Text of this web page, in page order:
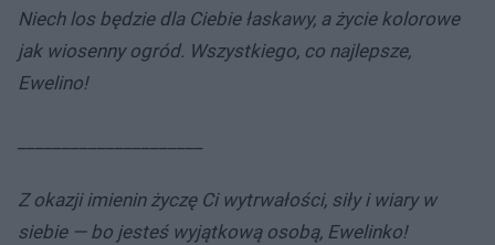
Niech los będzie dla Ciebie łaskawy, a życie kolorowe
jak wiosenny ogród. Wszystkiego, co najlepsze,
Ewelino!
Z okazji imienin życzę Ci wytrwałości, siły i wiary w
siebie — bo jesteś wyjątkową osobą, Ewelinko!